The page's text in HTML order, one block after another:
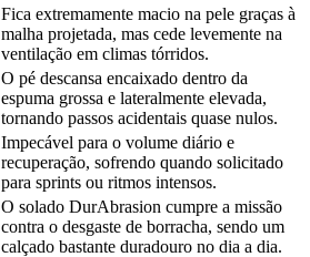
Fica extremamente macio na pele graças à
malha projetada, mas cede levemente na
ventilação em climas tórridos.
O pé descansa encaixado dentro da
espuma grossa e lateralmente elevada,
tornando passos acidentais quase nulos.
Impecável para o volume diário e
recuperação, sofrendo quando solicitado
para sprints ou ritmos intensos.
O solado DurAbrasion cumpre a missão
contra o desgaste de borracha, sendo um
calçado bastante duradouro no dia a dia.